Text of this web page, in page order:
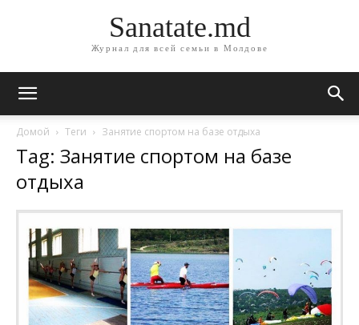
Sanatate.md
Журнал для всей семьи в Молдове
Домой Теги Занятие спортом на базе отдыха
Tag: Занятие спортом на базе
отдыха